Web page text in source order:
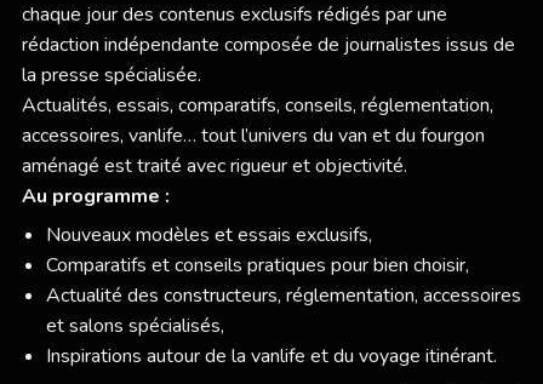
chaque jour des contenus exclusifs rédigés par une
rédaction indépendante composée de journalistes issus de
la presse spécialisée.
Actualités, essais, comparatifs, conseils, réglementation,
accessoires, vanlife… tout l’univers du van et du fourgon
aménagé est traité avec rigueur et objectivité.
Au programme :
Nouveaux modèles et essais exclusifs,
Comparatifs et conseils pratiques pour bien choisir,
Actualité des constructeurs, réglementation, accessoires
et salons spécialisés,
Inspirations autour de la vanlife et du voyage itinérant.